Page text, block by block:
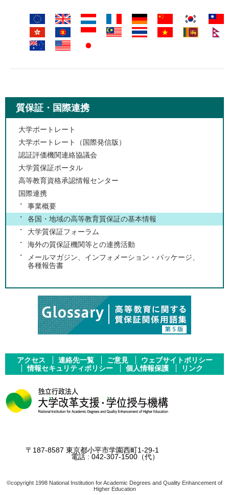
質保証・国際連携
大学ポートレート
大学ポートレート（国際発信版）
認証評価機関連絡協議会
大学質保証ポータル
高等教育資格承認情報センター
国際連携
事業概要
各国・地域の高等教育質保証の基本情報
大学質保証フォーラム
海外の質保証機関等との連携活動
メールマガジン、インフォメーション・パッケージ、
各種報告書
アクセス 連絡先一覧 ご意見
ウェブサイトポリシー
情報セキュリティポリシー
個人情報保護 リンク
〒187-8587 東京都小平市学園西町1-29-1
電話 : 042-307-1500 （代）
©copyright 1998 National Institution for Academic Degrees and Quality Enhancement of
Higher Education